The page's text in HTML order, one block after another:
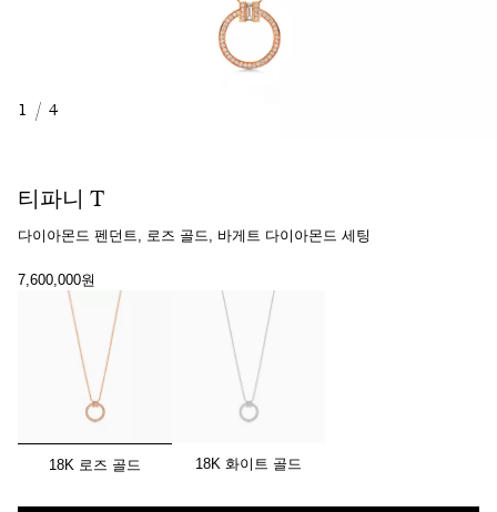
1 / 4
티파니 T
다이아몬드 펜던트, 로즈 골드, 바게트 다이아몬드 세팅
7,600,000원
선택됨
18K 로즈 골드 18K 화이트 골드